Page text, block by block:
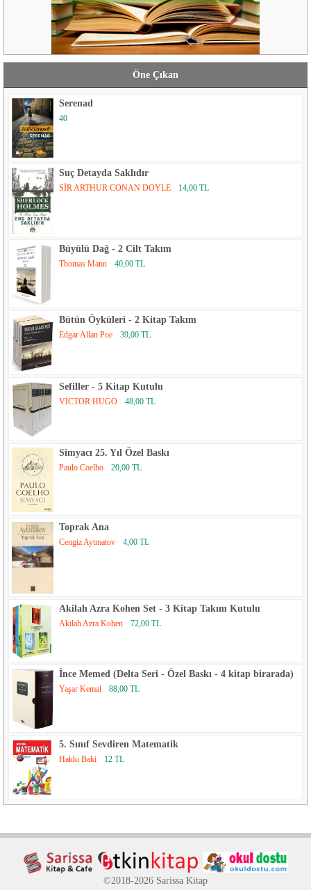
Öne Çıkan
Serenad
40
Suç Detayda Saklıdır
SİR ARTHUR CONAN DOYLE 14,00 TL
Büyülü Dağ - 2 Cilt Takım
Thomas Mann 40,00 TL
Bütün Öyküleri - 2 Kitap Takım
Edgar Allan Poe 39,00 TL
Sefiller - 5 Kitap Kutulu
VİCTOR HUGO 48,00 TL
Simyacı 25. Yıl Özel Baskı
Paulo Coelho 20,00 TL
Toprak Ana
Cengiz Aytmatov 4,00 TL
Akilah Azra Kohen Set - 3 Kitap Takım Kutulu
Akilah Azra Kohen 72,00 TL
İnce Memed (Delta Seri - Özel Baskı - 4 kitap birarada)
Yaşar Kemal 88,00 TL
5. Sınıf Sevdiren Matematik
Hakkı Baki 12 TL
©2018-2026 Sarissa Kitap